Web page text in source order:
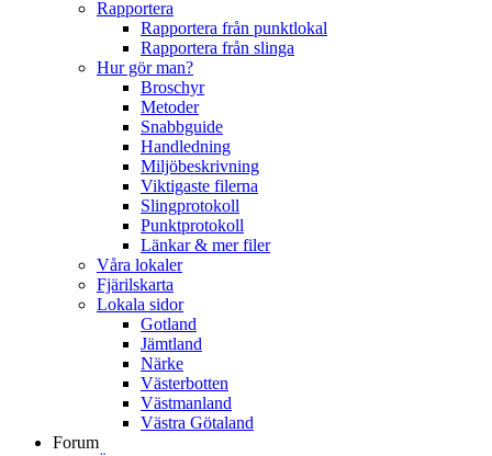
Rapportera
Rapportera från punktlokal
Rapportera från slinga
Hur gör man?
Broschyr
Metoder
Snabbguide
Handledning
Miljöbeskrivning
Viktigaste filerna
Slingprotokoll
Punktprotokoll
Länkar & mer filer
Våra lokaler
Fjärilskarta
Lokala sidor
Gotland
Jämtland
Närke
Västerbotten
Västmanland
Västra Götaland
Forum